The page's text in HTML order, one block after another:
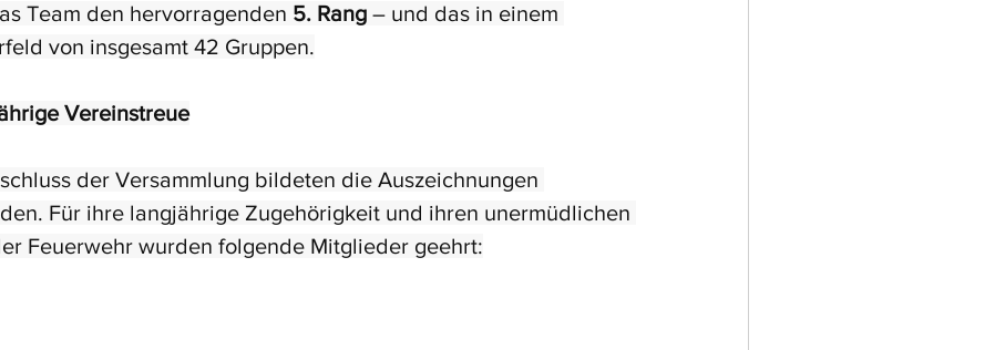
Team den hervorragenden 5. Rang – und das in einem
von insgesamt 42 Gruppen.
Vereinstreue
der Versammlung bildeten die Auszeichnungen
Für ihre langjährige Zugehörigkeit und ihren unermüdlichen
Feuerwehr wurden folgende Mitglieder geehrt: